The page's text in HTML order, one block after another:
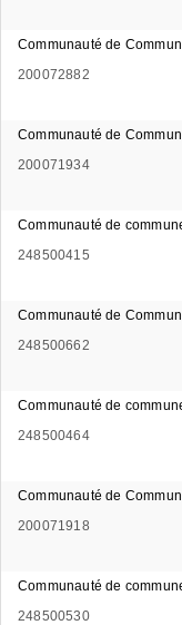
Communauté de
200072882
Communauté de
200071934
Communauté de
248500415
Communauté de
248500662
Communauté de
248500464
Communauté de
200071918
Communauté de
248500530